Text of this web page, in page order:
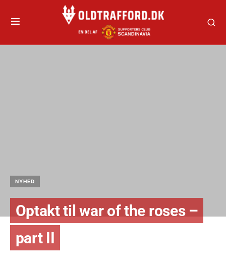
NYHED
Optakt til war of the roses –
part II